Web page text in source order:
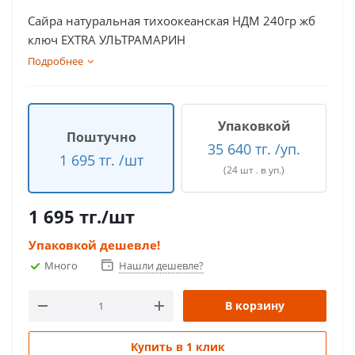
Сайра натуральная тихоокеанская НДМ 240гр жб
ключ EXTRA УЛЬТРАМАРИН
Подробнее
Поштучно
1 695 тг. /шт
Упаковкой
35 640 тг. /уп.
(24 шт . в уп.)
1 695 тг./шт
Упаковкой дешевле!
Много Нашли дешевле?
В корзину
Купить в 1 клик